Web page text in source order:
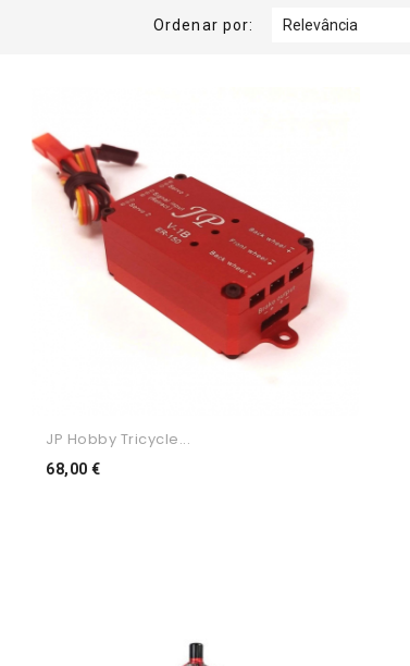
Ordenar por: Relevância
JP Hobby Tricycle...
68,00 €Preço